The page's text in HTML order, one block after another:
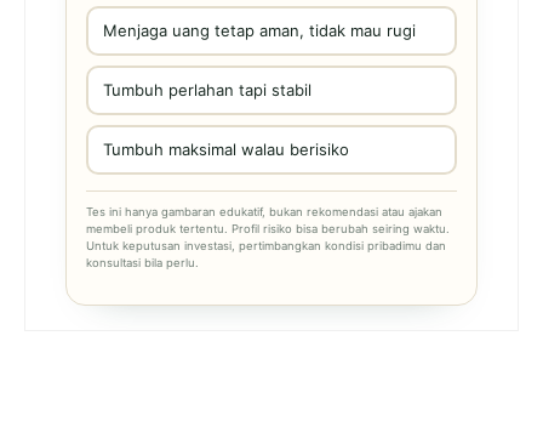
Menjaga uang tetap aman, tidak mau rugi
Tumbuh perlahan tapi stabil
Tumbuh maksimal walau berisiko
Tes ini hanya gambaran edukatif, bukan rekomendasi atau ajakan
membeli produk tertentu. Profil risiko bisa berubah seiring waktu.
Untuk keputusan investasi, pertimbangkan kondisi pribadimu dan
konsultasi bila perlu.